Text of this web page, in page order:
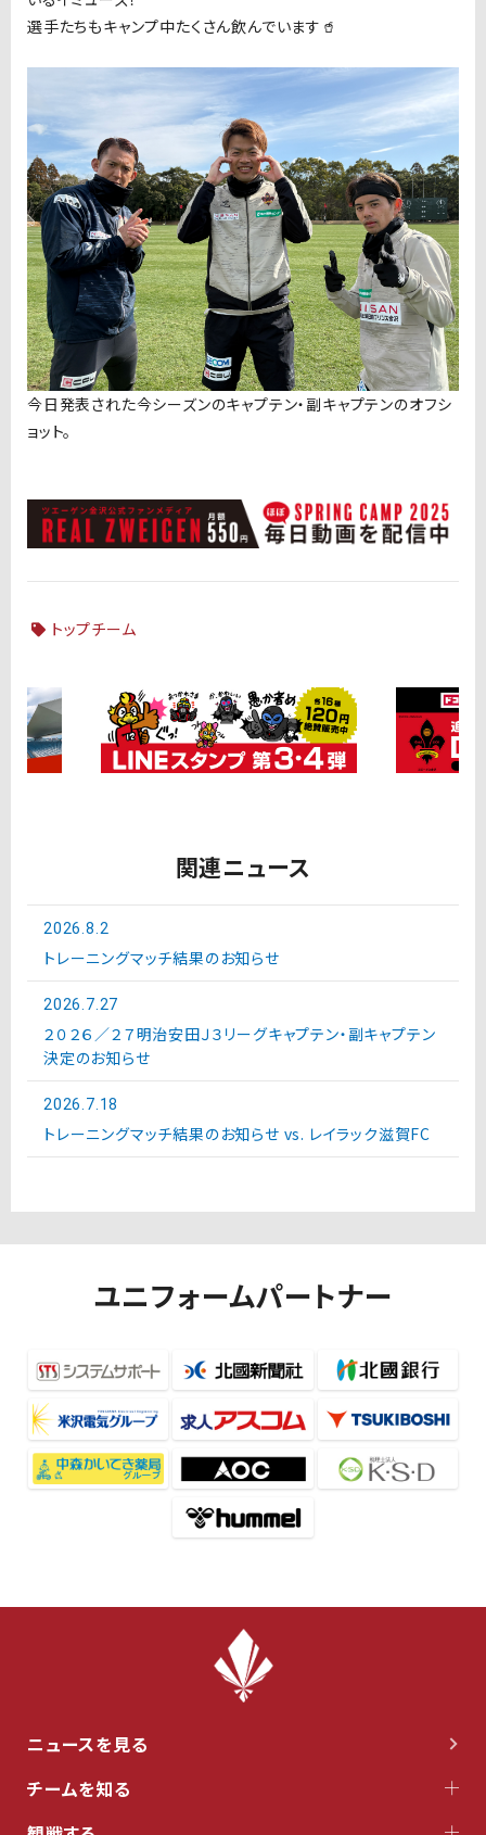
選手たちもキャンプ中たくさん飲んでいます🥤
今日発表された今シーズンのキャプテン・副キャプテンのオフシ
ョット。
トップチーム
関連ニュース
2026.8.2
トレーニングマッチ結果のお知らせ
2026.7.27
２０２６／２７明治安田Ｊ３リーグキャプテン・副キャプテン
決定のお知らせ
2026.7.18
トレーニングマッチ結果のお知らせ vs. レイラック滋賀FC
ユニフォームパートナー
ニュースを見る
チームを知る